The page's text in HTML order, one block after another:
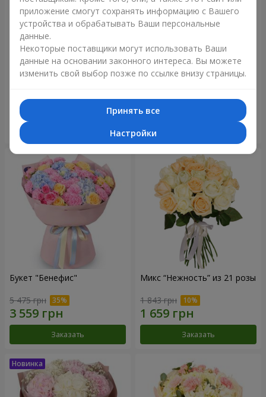
Букет "Нежный оттенок" Букет "Blue ball"
Букет "Бенефис"
5 475 грн
Заказать
Микс “Нежность” из 21 розы
1 843 грн
Заказать
приложение смогут сохранять информацию с Вашего
устройства и обрабатывать Ваши персональные
данные.
Некоторые поставщики могут использовать Ваши
данные на основании законного интереса. Вы можете
изменить свой выбор позже по ссылке внизу страницы.
Принять все
Настройки